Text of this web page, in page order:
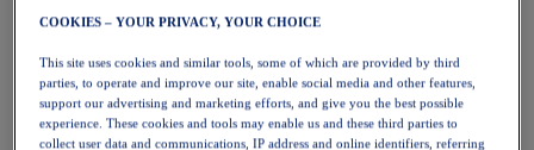
Laufen
Trailrunning
Tennis
Volleyball
Handball
Padel
Korbball
COOKIES – YOUR PRIVACY, YOUR CHOICE
This site uses cookies and similar tools, some of which are provided by third
parties, to operate and improve our site, enable social media and other features,
support our advertising and marketing efforts, and give you the best possible
experience. These cookies and tools may enable us and these third parties to
collect user data and communications, IP address and online identifiers, referring